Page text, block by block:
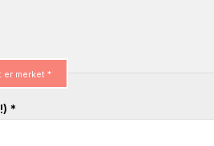
er merket *
*